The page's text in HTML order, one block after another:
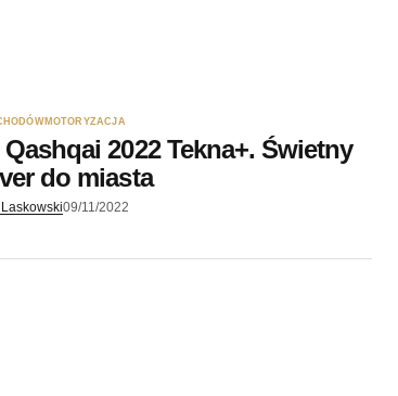
MOTORYZACJA
2022 Tekna+. Świetny
do miasta
09/11/2022